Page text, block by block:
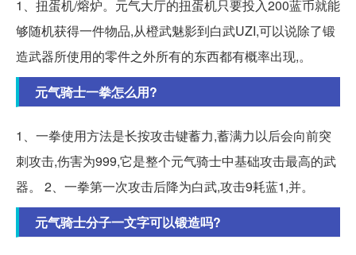
1、扭蛋机/熔炉。元气大厅的扭蛋机只要投入200蓝币就能
够随机获得一件物品,从橙武魅影到白武UZI,可以说除了锻
造武器所使用的零件之外所有的东西都有概率出现,。
元气骑士一拳怎么用?
1、一拳使用方法是长按攻击键蓄力,蓄满力以后会向前突
刺攻击,伤害为999,它是整个元气骑士中基础攻击最高的武
器。 2、一拳第一次攻击后降为白武,攻击9耗蓝1,并。
元气骑士分子一文字可以锻造吗?